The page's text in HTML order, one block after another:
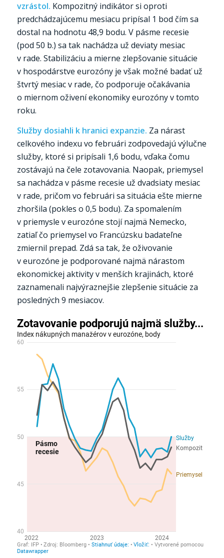
vzrástol. Kompozitný indikátor si oproti
predchádzajúcemu mesiacu pripísal 1 bod čím sa
dostal na hodnotu 48,9 bodu. V pásme recesie
(pod 50 b.) sa tak nachádza už deviaty mesiac
v rade. Stabilizáciu a mierne zlepšovanie situácie
v hospodárstve eurozóny je však možné badať už
štvrtý mesiac v rade, čo podporuje očakávania
o miernom oživení ekonomiky eurozóny v tomto
roku.
Služby dosiahli k hranici expanzie. Za nárast
celkového indexu vo februári zodpovedajú výlučne
služby, ktoré si pripísali 1,6 bodu, vďaka čomu
zostávajú na čele zotavovania. Naopak, priemysel
sa nachádza v pásme recesie už dvadsiaty mesiac
v rade, pričom vo februári sa situácia ešte mierne
zhoršila (pokles o 0,5 bodu). Za spomalením
v priemysle v eurozóne stojí najmä Nemecko,
zatiaľ čo priemysel vo Francúzsku badateľne
zmiernil prepad. Zdá sa tak, že oživovanie
v eurozóne je podporované najmä nárastom
ekonomickej aktivity v menších krajinách, ktoré
zaznamenali najvýraznejšie zlepšenie situácie za
posledných 9 mesiacov.